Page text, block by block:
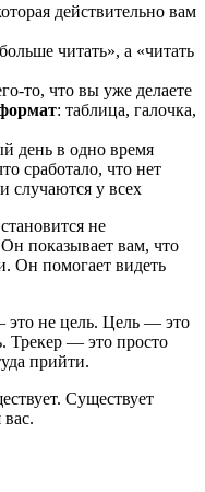
действительно вам
читать», а «читать
то, что вы уже делаете
: таблица, галочка,
день в одно время
сработало, что нет
случаются у всех
не
показывает вам, что
Он помогает видеть
это не цель. Цель — это
Трекер — это просто
прийти.
Существует
вас.